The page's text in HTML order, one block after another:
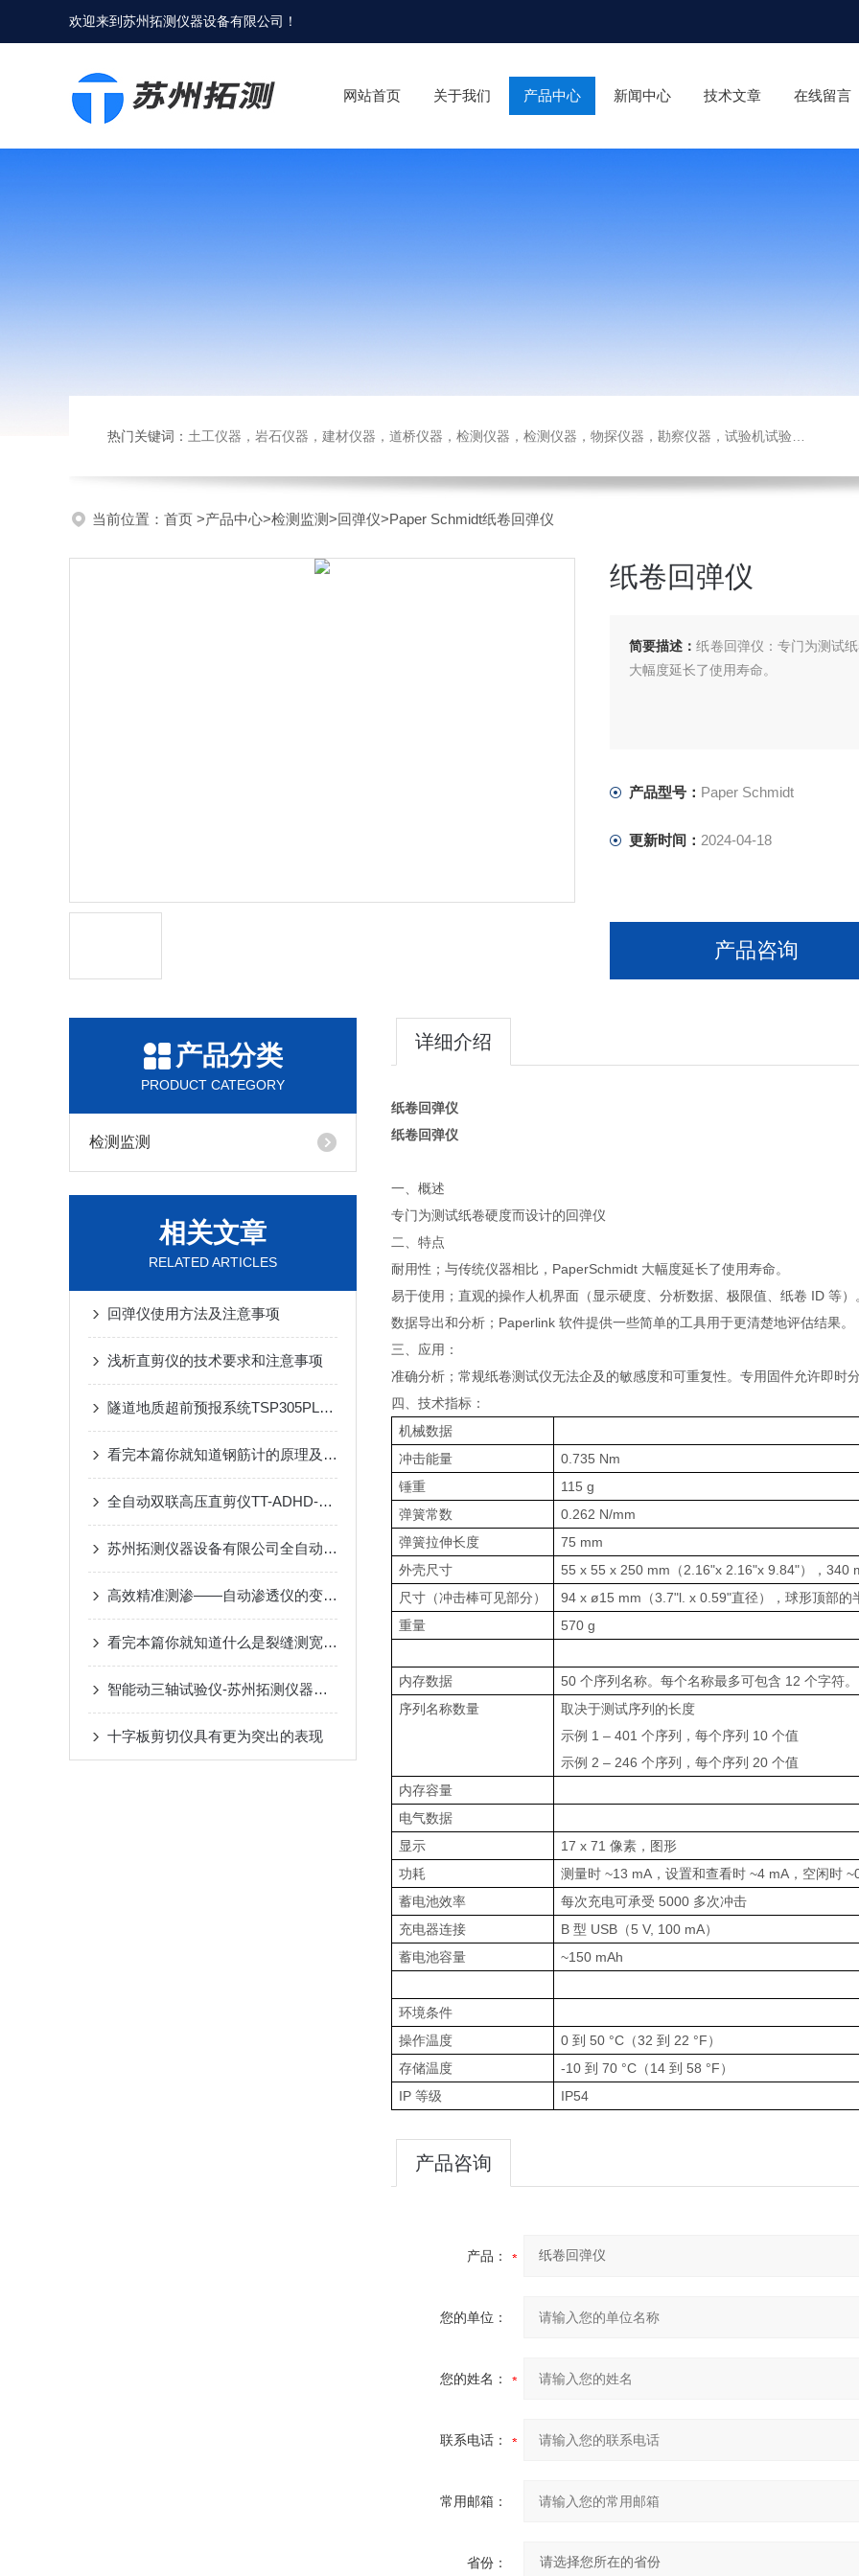
欢迎来到苏州拓测仪器设备有限公司 ！
网站首页 关于我们 产品中心 新闻中心 技术文章 在线留言
热门关键词： 土工仪器，岩石仪器，建材仪器，道桥仪器，检测仪器，检测仪器，物探仪器，勘察仪器，试验机试验箱，整体方案
当前位置： 首页 >产品中心>检测监测>回弹仪>Paper Schmidt纸卷回弹仪
纸卷回弹仪
简要描述：纸卷回弹仪：专门为测试
大幅度延长了使用寿命。
产品型号： Paper Schmidt
更新时间： 2024-04-18
产品咨询
产品分类
PRODUCT CATEGORY
检测监测
相关文章
RELATED ARTICLES
回弹仪使用方法及注意事项
浅析直剪仪的技术要求和注意事项
隧道地质超前预报系统TSP305PLUS介绍
看完本篇你就知道钢筋计的原理及要点了
全自动双联高压直剪仪TT-ADHD-苏州拓测仪器设备有限公司
苏州拓测仪器设备有限公司全自动伺服控制环剪仪
高效精准测渗——自动渗透仪的变水头与常水头试验
看完本篇你就知道什么是裂缝测宽仪了
智能动三轴试验仪-苏州拓测仪器设备有限公司
十字板剪切仪具有更为突出的表现
详细介绍
纸卷回弹仪
纸卷回弹仪
一、概述
专门为测试纸卷硬度而设计的回弹仪
二、特点
耐用性；与传统仪器相比，PaperSchmidt 大幅度延长了使用寿命。
易于使用；直观的操作人机界面（显示硬度、分析数据、极限值、纸卷 ID 等
数据导出和分析；Paperlink 软件提供一些简单的工具用于更清楚地评估结果。
三、应用：
准确分析；常规纸卷测试仪无法企及的敏感度和可重复性。专用固件允许即时
四、技术指标：
机械数据
冲击能量
0.735 Nm
锤重
115 g
弹簧常数
0.262 N/mm
弹簧拉伸长度
75 mm
外壳尺寸
55 x 55 x 250 mm（2.16"x 2.16"x 9.84"），340
尺寸（冲击棒可见部分）
94 x ø15 mm（3.7"l. x 0.59"直径），球形顶部的
重量
570 g
内存数据
50 个序列名称。每个名称最多可包含 12 个字符。
序列名称数量
取决于测试序列的长度
示例 1 – 401 个序列，每个序列 10 个值
示例 2 – 246 个序列，每个序列 20 个值
内存容量
电气数据
显示
17 x 71 像素，图形
功耗
测量时 ~13 mA，设置和查看时 ~4 mA，空闲时
蓄电池效率
每次充电可承受 5000 多次冲击
充电器连接
B 型 USB（5 V, 100 mA）
蓄电池容量
~150 mAh
环境条件
操作温度
0 到 50 °C（32 到 22 °F）
存储温度
-10 到 70 °C（14 到 58 °F）
IP 等级
IP54
产品咨询
产品：
您的单位：
您的姓名：
联系电话：
常用邮箱：
省份：